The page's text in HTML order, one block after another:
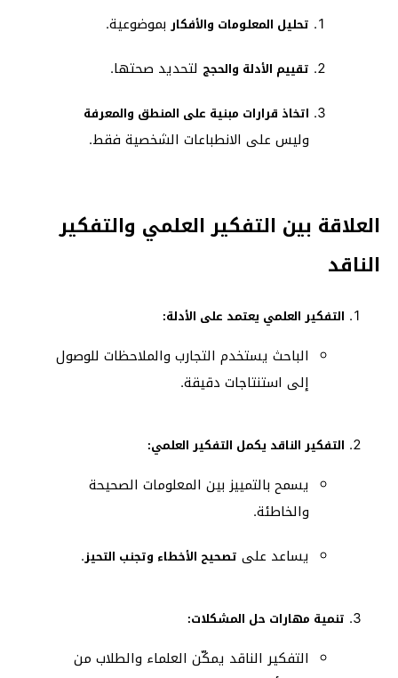
تحليل المعلومات والأفكار بموضوعية.
تقييم الأدلة والحجج لتحديد صحتها.
اتخاذ قرارات مبنية على المنطق والمعرفة
وليس على الانطباعات الشخصية فقط.
العلاقة بين التفكير العلمي والتفكير
الناقد
التفكير العلمي يعتمد على الأدلة:
الباحث يستخدم التجارب والملاحظات للوصول
إلى استنتاجات دقيقة.
التفكير الناقد يكمل التفكير العلمي:
يسمح بالتمييز بين المعلومات الصحيحة
والخاطئة.
يساعد على تصحيح الأخطاء وتجنب التحيز.
تنمية مهارات حل المشكلات:
التفكير الناقد يمكّن العلماء والطلاب من